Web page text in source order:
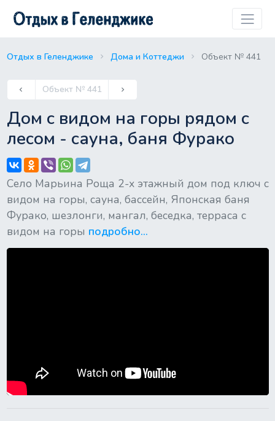
Отдых в Геленджике Дома и Коттеджи Объект № 441
keyboard_arrow_left
PreviousОбъект № 441 keyboard_arrow_right
Дом с видом на горы рядом с
лесом - сауна, баня Фурако
Село Марьина Роща 2-х этажный дом под ключ с
видом на горы, сауна, бассейн, Японская баня
Фурако, шезлонги, мангал, беседка, терраса с
видом на горы подробно...